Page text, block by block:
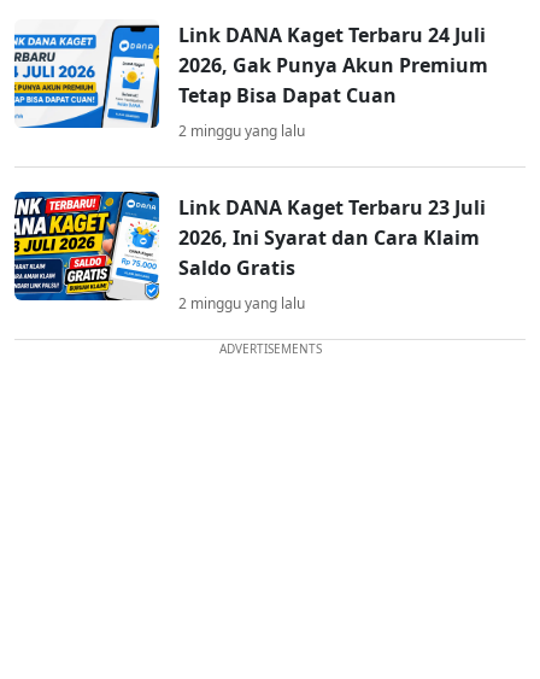
Link DANA Kaget Terbaru 24 Juli
2026, Gak Punya Akun Premium
Tetap Bisa Dapat Cuan
2 minggu yang lalu
Link DANA Kaget Terbaru 23 Juli
2026, Ini Syarat dan Cara Klaim
Saldo Gratis
2 minggu yang lalu
ADVERTISEMENTS